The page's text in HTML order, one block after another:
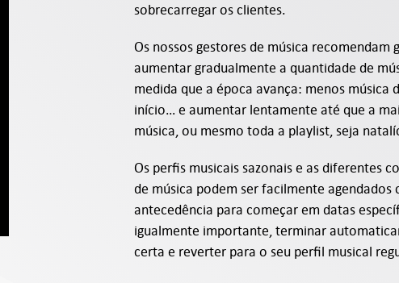
sobrecarregar os clientes.
Os nossos gestores de música recomendam
aumentar gradualmente a quantidade de
medida que a época avança: menos música
início… e aumentar lentamente até que a
música, ou mesmo toda a playlist, seja
Os perfis musicais sazonais e as diferentes
de música podem ser facilmente agendados
antecedência para começar em datas
igualmente importante, terminar
certa e reverter para o seu perfil musical